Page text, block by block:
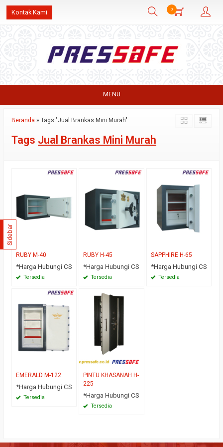
Kontak Kami 0
MENU
Beranda » Tags "Jual Brankas Mini Murah"
Tags Jual Brankas Mini Murah
RUBY M-40
*Harga Hubungi CS
Tersedia
RUBY H-45
*Harga Hubungi CS
Tersedia
SAPPHIRE H-65
*Harga Hubungi CS
Tersedia
EMERALD M-122
*Harga Hubungi CS
Tersedia
PINTU KHASANAH H-
225
*Harga Hubungi CS
Tersedia
Sidebar